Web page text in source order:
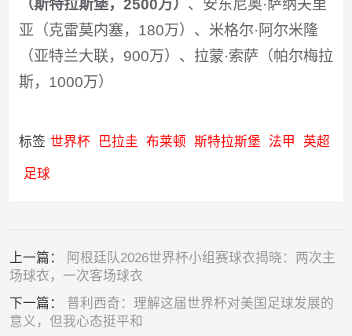
（斯特拉斯堡，2500万） 、安东尼奥·萨纳夫里
亚（克雷莫内塞​，180万）、米格尔·阿尔米隆
（亚特兰大联，900万）、拉蒙·索萨（帕尔梅拉
斯，1000万）
标签 世界杯 巴拉圭 布莱顿 斯特拉斯堡 法甲 英超
足球
上一篇：
阿根廷队2026世界杯小组赛球衣揭晓：两次主
场球衣，一次客场球衣
下一篇： 普利西奇：理解这届世界杯对美国足球发展的
意义，但我心态挺平和